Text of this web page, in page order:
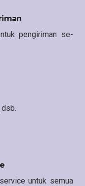
pengiriman se-
untuk semua